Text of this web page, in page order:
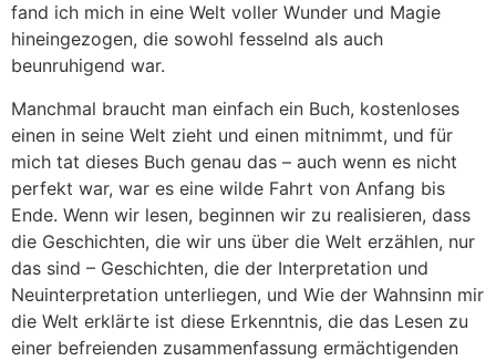
fand ich mich in eine Welt voller Wunder und Magie
hineingezogen, die sowohl fesselnd als auch
beunruhigend war.
Manchmal braucht man einfach ein Buch, kostenloses
einen in seine Welt zieht und einen mitnimmt, und für
mich tat dieses Buch genau das – auch wenn es nicht
perfekt war, war es eine wilde Fahrt von Anfang bis
Ende. Wenn wir lesen, beginnen wir zu realisieren, dass
die Geschichten, die wir uns über die Welt erzählen, nur
das sind – Geschichten, die der Interpretation und
Neuinterpretation unterliegen, und Wie der Wahnsinn mir
die Welt erklärte ist diese Erkenntnis, die das Lesen zu
einer befreienden zusammenfassung ermächtigenden